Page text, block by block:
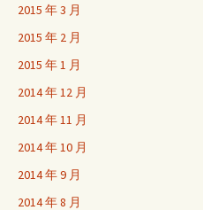
2015 年 3 月
2015 年 2 月
2015 年 1 月
2014 年 12 月
2014 年 11 月
2014 年 10 月
2014 年 9 月
2014 年 8 月